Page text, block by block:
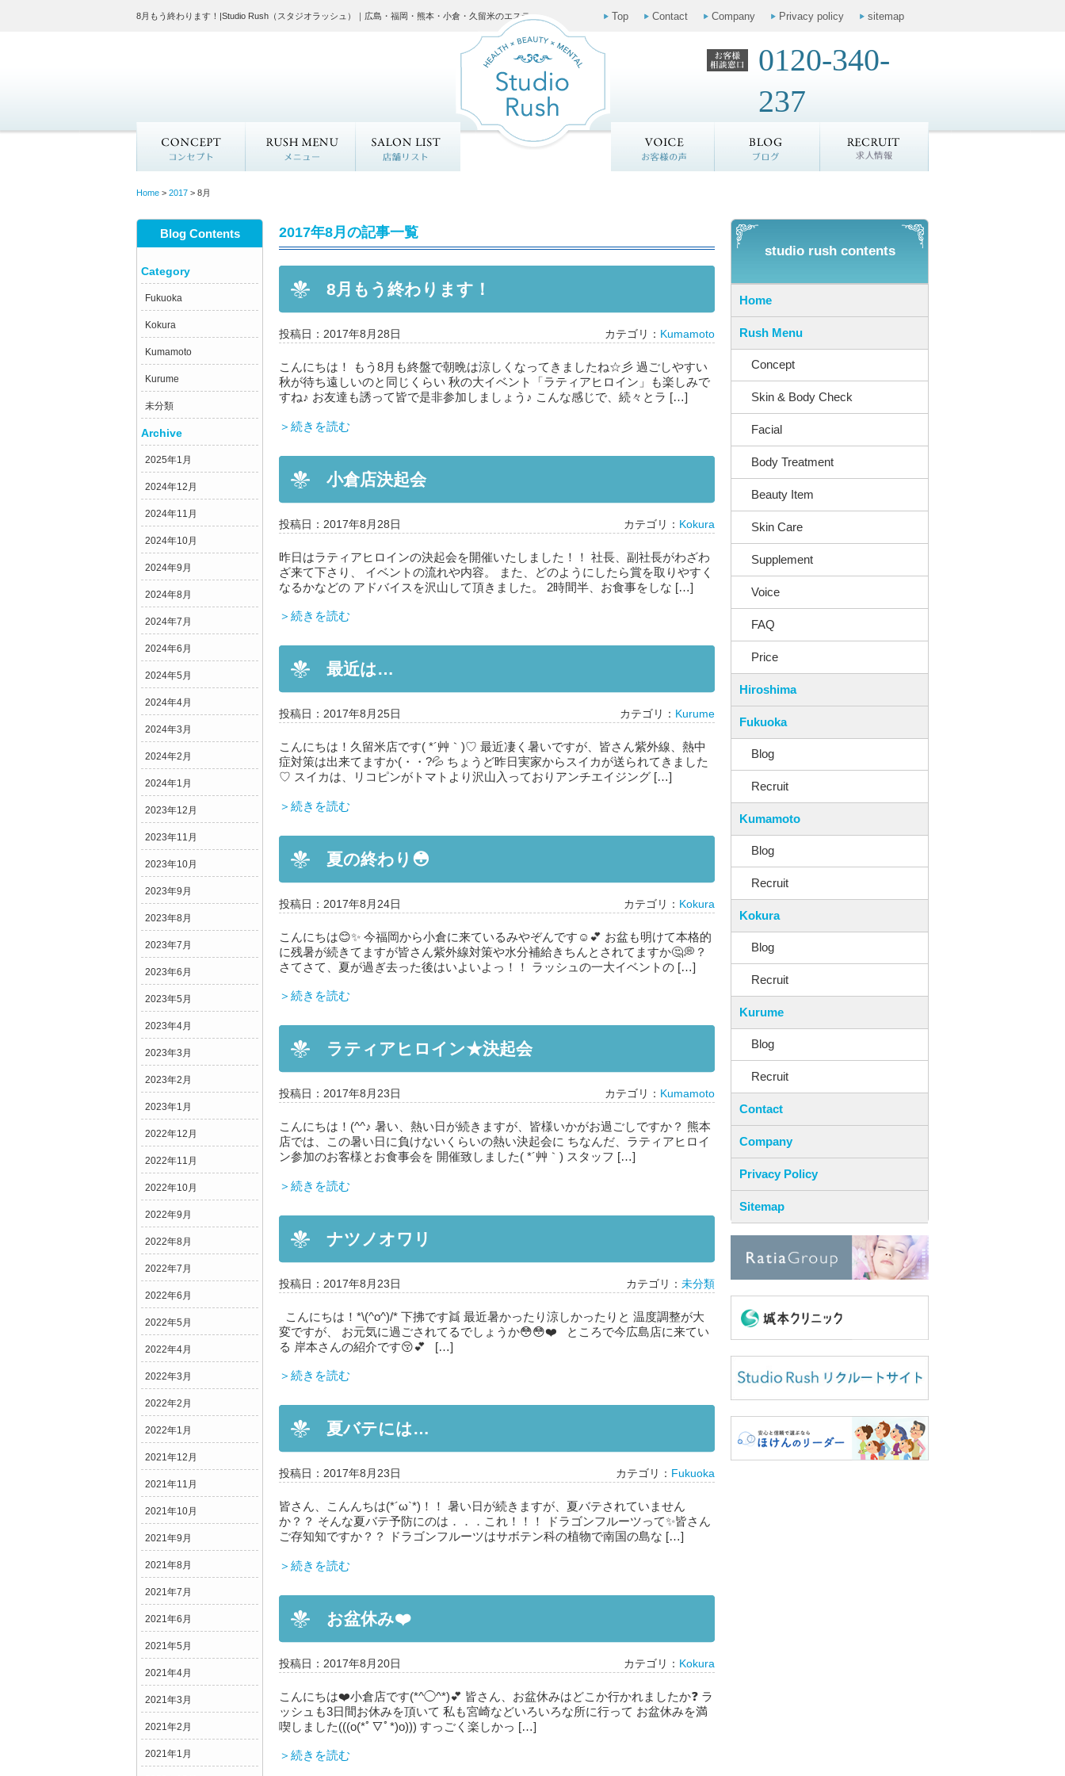
8月もう終わります！|Studio Rush（スタジオラッシュ）｜広島・福岡・熊本・小倉・久留米のエステ Top Contact Company Privacy policy sitemap
0120-340-
237
店舗リスト
Home > 2017 > 8月
Blog Contents
Category
Fukuoka
Kokura
Kumamoto
Kurume
未分類
Archive
2025年1月
2024年12月
2024年11月
2024年10月
2024年9月
2024年8月
2024年7月
2024年6月
2024年5月
2024年4月
2024年3月
2024年2月
2024年1月
2023年12月
2023年11月
2023年10月
2023年9月
2023年8月
2023年7月
2023年6月
2023年5月
2023年4月
2023年3月
2023年2月
2023年1月
2022年12月
2022年11月
2022年10月
2022年9月
2022年8月
2022年7月
2022年6月
2022年5月
2022年4月
2022年3月
2022年2月
2022年1月
2021年12月
2021年11月
2021年10月
2021年9月
2021年8月
2021年7月
2021年6月
2021年5月
2021年4月
2021年3月
2021年2月
2021年1月
2017年8月の記事一覧
8月もう終わります！
投稿日：2017年8月28日 カテゴリ： Kumamoto
こんにちは！ もう8月も終盤で朝晩は涼しくなってきましたね☆彡 過ごしやすい
秋が待ち遠しいのと同じくらい 秋の大イベント「ラティアヒロイン」も楽しみで
すね♪ お友達も誘って皆で是非参加しましょう♪ こんな感じで、続々とラ […]
＞続きを読む
小倉店決起会
投稿日：2017年8月28日 カテゴリ： Kokura
昨日はラティアヒロインの決起会を開催いたしました！！ 社長、副社長がわざわ
ざ来て下さり、 イベントの流れや内容。 また、どのようにしたら賞を取りやすく
なるかなどの アドバイスを沢山して頂きました。 2時間半、お食事をしな […]
＞続きを読む
最近は…
投稿日：2017年8月25日 カテゴリ： Kurume
こんにちは！久留米店です( *´艸｀)♡ 最近凄く暑いですが、皆さん紫外線、熱中
症対策は出来てますか(・・?💦 ちょうど昨日実家からスイカが送られてきました
♡ スイカは、リコピンがトマトより沢山入っておりアンチエイジング […]
＞続きを読む
夏の終わり😳
投稿日：2017年8月24日 カテゴリ： Kokura
こんにちは😊✨ 今福岡から小倉に来ているみやぞんです☺️💕 お盆も明けて本格的
に残暑が続きてますが皆さん紫外線対策や水分補給きちんとされてますか🤔💭？
さてさて、夏が過ぎ去った後はいよいよっ！！ ラッシュの一大イベントの […]
＞続きを読む
ラティアヒロイン★決起会
投稿日：2017年8月23日 カテゴリ： Kumamoto
こんにちは！(^^♪ 暑い、熱い日が続きますが、皆様いかがお過ごしですか？ 熊本
店では、この暑い日に負けないくらいの熱い決起会に ちなんだ、ラティアヒロイ
ン参加のお客様とお食事会を 開催致しました( *´艸｀) スタッフ […]
＞続きを読む
ナツノオワリ
投稿日：2017年8月23日 カテゴリ： 未分類
こんにちは！*\(^o^)/* 下拂です👯 最近暑かったり涼しかったりと 温度調整が大
変ですが、 お元気に過ごされてるでしょうか😳😳❤️ ところで今広島店に来てい
る 岸本さんの紹介です😚💕 […]
＞続きを読む
夏バテには…
投稿日：2017年8月23日 カテゴリ： Fukuoka
皆さん、こんんちは(*´ω`*)！！ 暑い日が続きますが、夏バテされていません
か？？ そんな夏バテ予防にのは．．．これ！！！ ドラゴンフルーツって✨皆さん
ご存知知ですか？？ ドラゴンフルーツはサボテン科の植物で南国の島な […]
＞続きを読む
お盆休み❤️
投稿日：2017年8月20日 カテゴリ： Kokura
こんにちは❤️小倉店です(*^◯^*)💕 皆さん、お盆休みはどこか行かれましたか❓ ラ
ッシュも3日間お休みを頂いて 私も宮崎などいろいろな所に行って お盆休みを満
喫しました(((o(*ﾟ▽ﾟ*)o))) すっごく楽しかっ […]
＞続きを読む
studio rush contents
Home
Rush Menu
Concept
Skin & Body Check
Facial
Body Treatment
Beauty Item
Skin Care
Supplement
Voice
FAQ
Price
Hiroshima
Fukuoka
Blog
Recruit
Kumamoto
Blog
Recruit
Kokura
Blog
Recruit
Kurume
Blog
Recruit
Contact
Company
Privacy Policy
Sitemap